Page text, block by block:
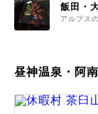
飯田・
アルプス
昼神温泉・阿